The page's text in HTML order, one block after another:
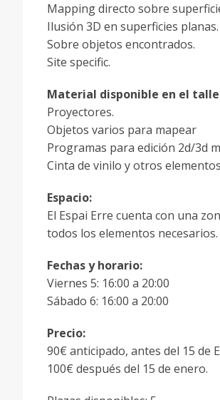
Mapping directo sobre
Ilusión 3D en superficies planas.
Sobre objetos encontrados.
Site specific.
Material disponible en el
Proyectores.
Objetos varios para mapear
Programas para edición 2d/3d
Cinta de vinilo y otros
Espacio:
El Espai Erre cuenta con una
todos los elementos
Fechas y horario:
Viernes 5: 16:00 a 20:00
Sábado 6: 16:00 a 20:00
Precio:
90€ anticipado, antes del 15 de
100€ después del 15 de enero.